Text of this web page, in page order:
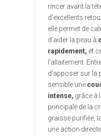
rincer avant la
d’excellents
elle permet de
d’aider la peau à
rapidement, et
l’allaitement.
d’apposer sur la
sensible une
intense, grâce à
principale de la
graisse purifiée,
une action